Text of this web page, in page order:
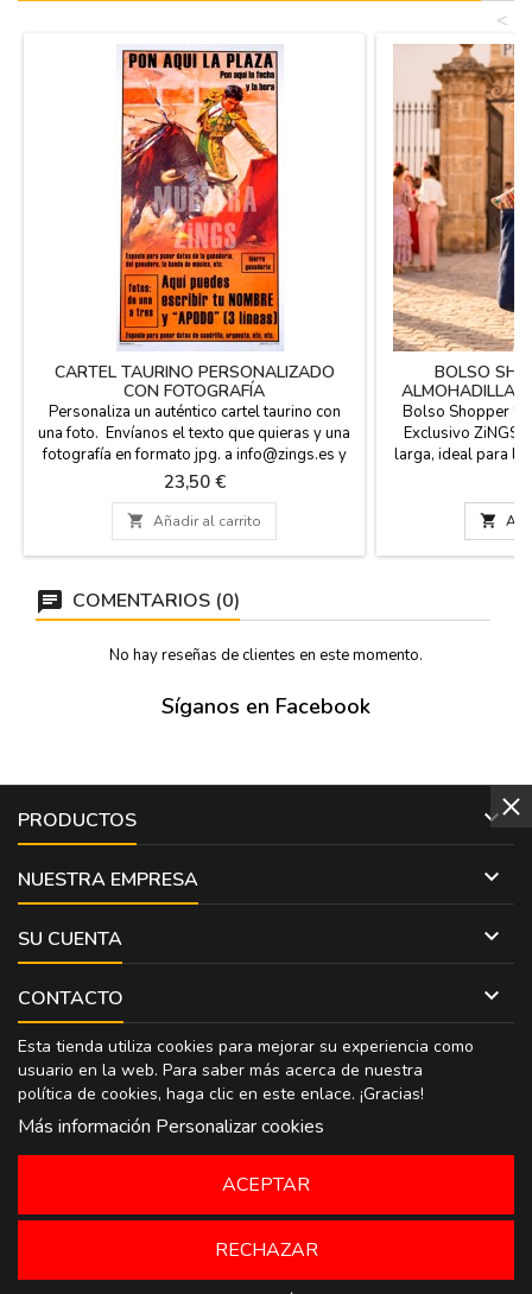
<
CARTEL TAURINO PERSONALIZADO
CON FOTOGRAFÍA
Personaliza un auténtico cartel taurino con
una foto. Envíanos el texto que quieras y una
fotografía en formato jpg. a info@zings.es y
te pasaremos una prueba a tu e-mail para tu
conformidad cuando el cartel esté montado.
En la última imagen de la galería, puedes ver
los campos personalizables. Se envía en tubo
de cartón rígido. ¡ SE HACE EN EL
Precio
23,50 €
 Añadir al carrito
BOLSO
Bolso Shopper
Exclusivo ZiNGS
larga, ideal para
dimensiones
dos
llevar la tuya y la
solo hombro.

COMENTARIOS (0)
No hay reseñas de clientes en este momento.
Síganos en Facebook
PRODUCTOS 
NUESTRA EMPRESA 
SU CUENTA 
CONTACTO 
Esta tienda utiliza cookies para mejorar su experiencia como
usuario en la web. Para saber más acerca de nuestra
política de cookies, haga clic en este enlace. ¡Gracias!
Más información Personalizar cookies
RECHAZAR
ACEPTAR